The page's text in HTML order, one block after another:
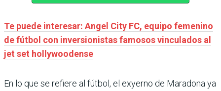
Te puede interesar: Angel City FC, equipo femenino
de fútbol con inversionistas famosos vinculados al
jet set hollywoodense
En lo que se refiere al fútbol, el exyerno de Maradona ya